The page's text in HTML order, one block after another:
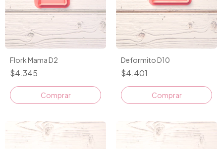
Flork Mama D2
$4.345
Comprar
Deformito D10
$4.401
Comprar